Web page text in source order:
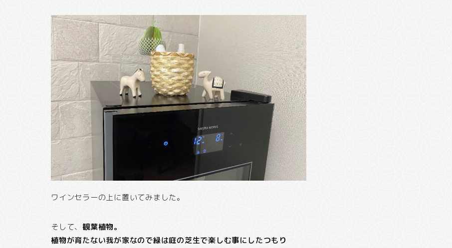
ワインセラーの上に置いてみました。
そして、観葉植物。
植物が育たない我が家なので緑は庭の芝生で楽しむ事にしたつもり